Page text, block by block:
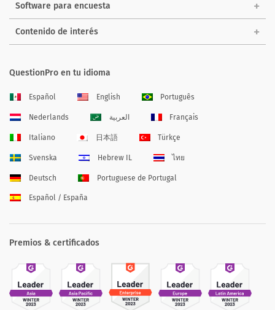
Software para encuesta
Contenido de interés
QuestionPro en tu idioma
Español English Português
Nederlands العربية Français
Italiano 日本語 Türkçe
Svenska Hebrew IL ไทย
Deutsch Portuguese de Portugal
Español / España
Premios & certificados